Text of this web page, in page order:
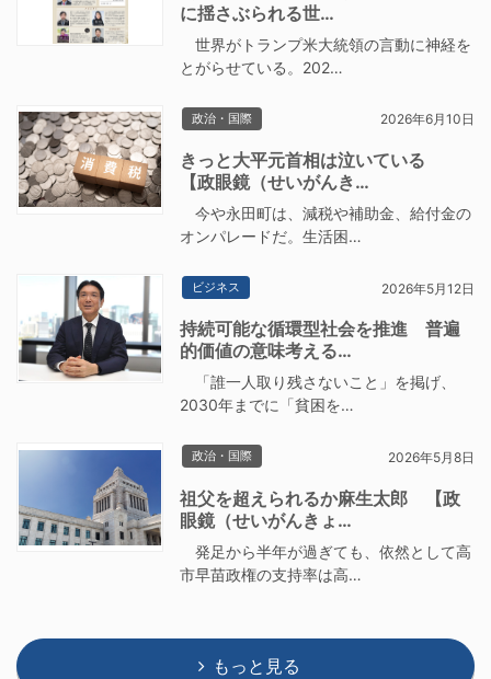
に揺さぶられる世…
世界がトランプ米大統領の言動に神経を
とがらせている。202…
政治・国際 2026年6月10日
きっと大平元首相は泣いている
【政眼鏡（せいがんき…
今や永田町は、減税や補助金、給付金の
オンパレードだ。生活困…
ビジネス 2026年5月12日
持続可能な循環型社会を推進 普遍
的価値の意味考える…
「誰一人取り残さないこと」を掲げ、
2030年までに「貧困を…
政治・国際 2026年5月8日
祖父を超えられるか麻生太郎 【政
眼鏡（せいがんきょ…
発足から半年が過ぎても、依然として高
市早苗政権の支持率は高…
もっと見る